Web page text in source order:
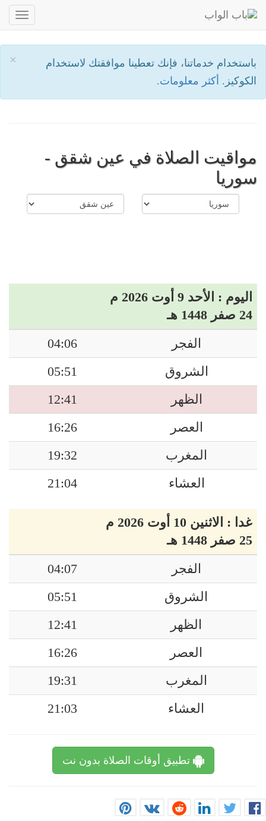
×
باستخدام خدماتنا، فإنك تعطينا موافقتك لاستخدام
الكوكيز. أكثر معلومات.
مواقيت الصلاة في عين شقق -
سوريا
اليوم : الأحد 9 أوت 2026 م
24 صفر 1448 هـ
الفجر
04:06
الشروق
05:51
الظهر
12:41
العصر
16:26
المغرب
19:32
العشاء
21:04
غدا : الاثنين 10 أوت 2026 م
25 صفر 1448 هـ
الفجر
04:07
الشروق
05:51
الظهر
12:41
العصر
16:26
المغرب
19:31
العشاء
21:03
تطبيق أوقات الصلاة بدون نت